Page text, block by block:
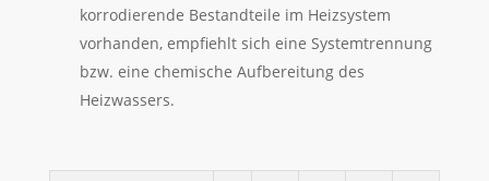
korrodierende Bestandteile im Heizsystem
vorhanden, empfiehlt sich eine Systemtrennung
bzw. eine chemische Aufbereitung des
Heizwassers.